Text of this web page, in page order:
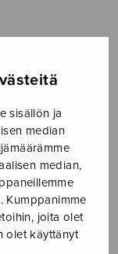
sisällön ja
median
median,
Kumppanimme
joita olet
olet käyttänyt